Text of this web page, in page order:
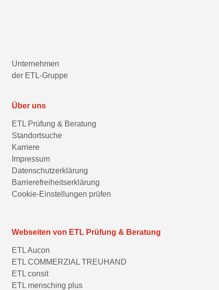
Unternehmen
der ETL-Gruppe
Über uns
ETL Prüfung & Beratung
Standortsuche
Karriere
Impressum
Datenschutzerklärung
Barrierefreiheitserklärung
Cookie-Einstellungen prüfen
Webseiten von ETL Prüfung & Beratung
ETL Aucon
ETL COMMERZIAL TREUHAND
ETL consit
ETL mensching plus